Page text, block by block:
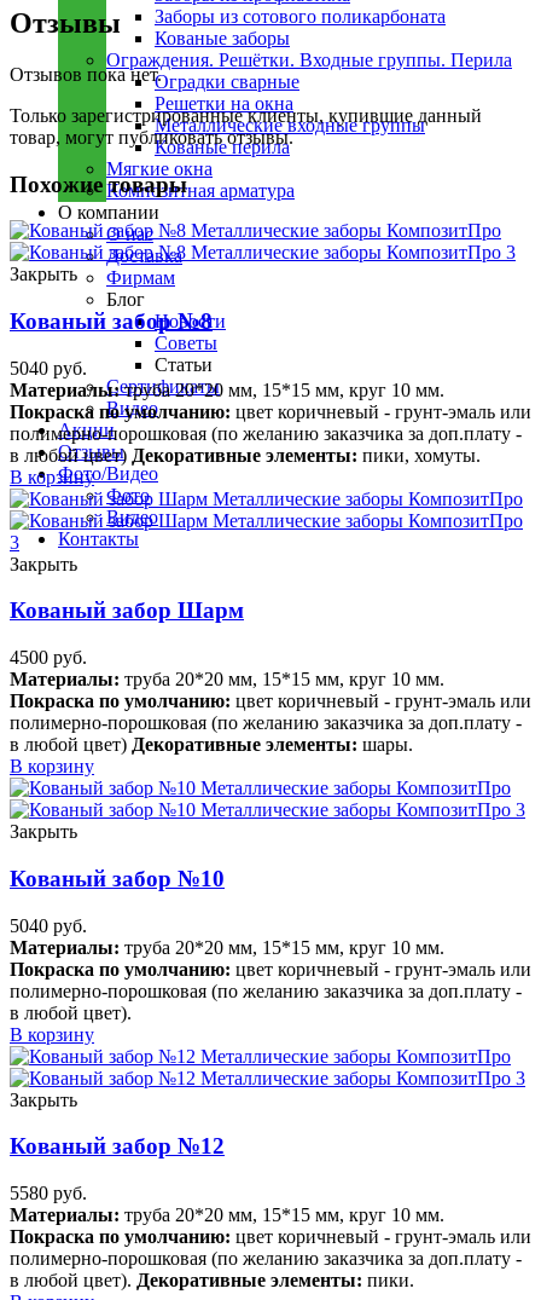
Заборы из сотового поликарбоната
Кованые заборы
Ограждения. Решётки. Входные группы. Перила
Оградки сварные
Решетки на окна
Металлические входные группы
Кованые перила
Мягкие окна
Композитная арматура
О компании
О нас
Доставка
Фирмам
Блог
Новости
Советы
Статьи
Сертификаты
Видео
Акции
Отзывы
Фото/Видео
Фото
Видео
Контакты
Отзывы
Отзывов пока нет.
Только зарегистрированные клиенты, купившие данный
товар, могут публиковать отзывы.
Похожие товары
Закрыть
Кованый забор №8
5040 руб.
Материалы:труба 20*20 мм, 15*15 мм, круг 10 мм.
Покраска по умолчанию: цвет коричневый - грунт-эмаль или
полимерно-порошковая (по желанию заказчика за доп.плату -
в любой цвет) Декоративные элементы: пики, хомуты.
В корзину
Закрыть
Кованый забор Шарм
4500 руб.
Материалы: труба 20*20 мм, 15*15 мм, круг 10 мм.
Покраска по умолчанию: цвет коричневый - грунт-эмаль или
полимерно-порошковая (по желанию заказчика за доп.плату -
в любой цвет) Декоративные элементы: шары.
В корзину
Закрыть
Кованый забор №10
5040 руб.
Материалы: труба 20*20 мм, 15*15 мм, круг 10 мм.
Покраска по умолчанию: цвет коричневый - грунт-эмаль или
полимерно-порошковая (по желанию заказчика за доп.плату -
в любой цвет).
В корзину
Закрыть
Кованый забор №12
5580 руб.
Материалы: труба 20*20 мм, 15*15 мм, круг 10 мм.
Покраска по умолчанию: цвет коричневый - грунт-эмаль или
полимерно-порошковая (по желанию заказчика за доп.плату -
в любой цвет). Декоративные элементы: пики.